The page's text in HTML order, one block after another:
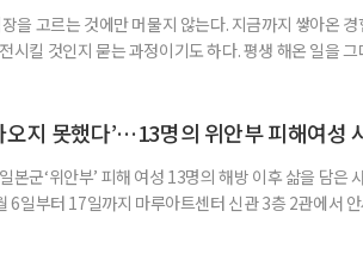
을 고르는 것에만 머물지 않는다. 지금까지 쌓아온
시킬 것인지 묻는 과정이기도 하다. 평생 해온 일을
볍게 본다는 뜻은 아니다. 다만 재미탐구형에게 일은
오지 못했다’…13명의 위안부 피해여성
본군‘위안부’ 피해 여성 13명의 해방 이후 삶을 담은
6일부터 17일까지 마루아트센터 신관 3층 2관에서